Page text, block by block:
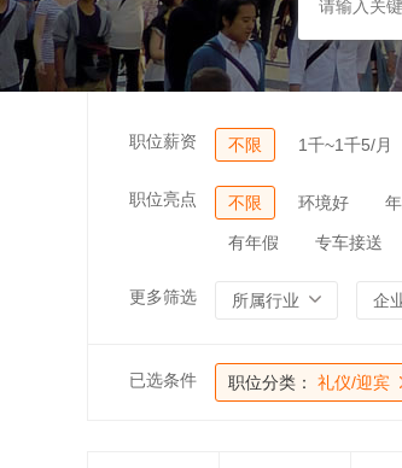
职位薪资 不限 1千~1千5/月
职位亮点 不限 环境好
有年假 专车接送
更多筛选 所属行业 企
已选条件 职位分类： 礼仪/迎宾